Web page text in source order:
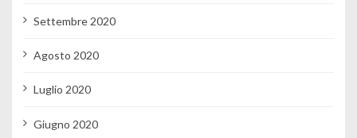
Settembre 2020
Agosto 2020
Luglio 2020
Giugno 2020